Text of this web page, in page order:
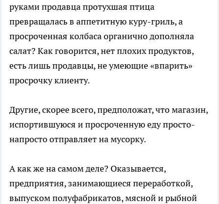
руками продавца протухшая птица
превращалась в аппетитную куру-гриль, а
просроченная колбаса органично дополняла
салат? Как говорится, нет плохих продуктов,
есть лишь продавцы, не умеющие «впарить»
просрочку клиенту.
Другие, скорее всего, предположат, что магазин,
испортившуюся и просроченную еду просто-
напросто отправляет на мусорку.
А как же на самом деле? Оказывается,
предприятия, занимающиеся переработкой,
выпуском полуфабрикатов, мясной и рыбной